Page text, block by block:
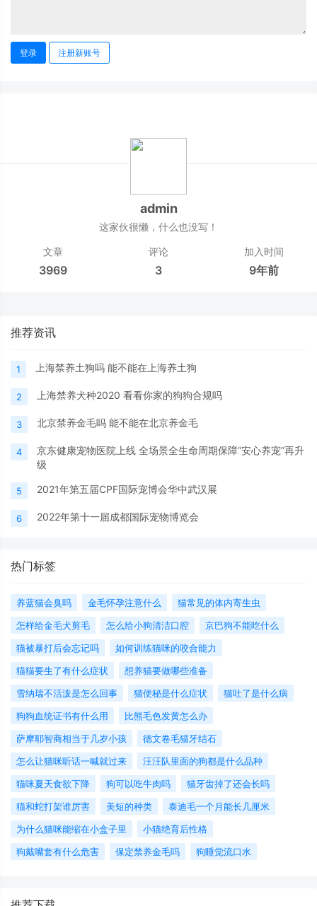
登录 注册新账号
admin
这家伙很懒，什么也没写！
文章
3969
评论
3
加入时间
9年前
推荐资讯
1 上海禁养土狗吗 能不能在上海养土狗
2 上海禁养犬种2020 看看你家的狗狗合规吗
3 北京禁养金毛吗 能不能在北京养金毛
4
京东健康宠物医院上线 全场景全生命周期保障“安心养宠”再升
级
5 2021年第五届CPF国际宠博会华中武汉展
6 2022年第十一届成都国际宠物博览会
热门标签
养蓝猫会臭吗 金毛怀孕注意什么
猫常见的体内寄生虫
怎样给金毛犬剪毛
怎么给小狗清洁口腔
京巴狗不能吃什么
猫被暴打后会忘记吗
如何训练猫咪的咬合能力
猫猫要生了有什么症状
想养猫要做哪些准备
​雪纳瑞不活泼是怎么回事
猫便秘是什么症状
猫吐了是什么病
狗狗血统证书有什么用
比熊毛色发黄怎么办
萨摩耶智商相当于几岁小孩
德文卷毛猫牙结石
怎么让猫咪听话一喊就过来
汪汪队里面的狗都是什么品种
猫咪夏天食欲下降
狗可以吃牛肉吗
猫牙齿掉了还会长吗
猫和蛇打架谁厉害
美短的种类
泰迪毛一个月能长几厘米
为什么猫咪能缩在小盒子里
小猫绝育后性格
狗戴嘴套有什么危害
保定禁养金毛吗 狗睡觉流口水